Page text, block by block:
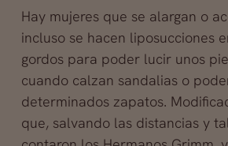
Hay mujeres que se alargan o
incluso se hacen liposucciones
gordos para poder lucir unos
cuando calzan sandalias o
determinados zapatos.
que, salvando las distancias y